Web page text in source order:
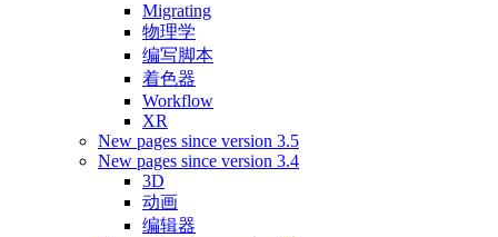
Migrating
物理学
编写脚本
着色器
Workflow
XR
New pages since version 3.5
New pages since version 3.4
3D
动画
编辑器